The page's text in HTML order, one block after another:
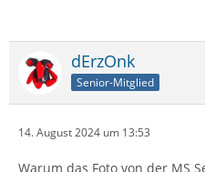
dErzOnk
Senior-Mitglied
14. August 2024 um 13:53
Warum das Foto von der MS